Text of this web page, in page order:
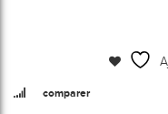
comparer